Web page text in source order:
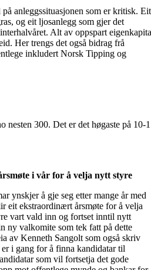
anleggssituasjonen som er kritisk. Eit
og eit ljosanlegg som gjer det
Alt av oppspart
Her trengs det også bidrag frå
inkludert Norsk Tipping og
nesten 300. Det er det høgaste på 10-
i vår for å velja nytt styre
ynskjer å gje seg etter mange år med
eit ekstraordinært årsmøte for å velja
vart vald inn og fortset inntil nytt
ny valkomite som tek fatt på dette
av Kenneth Sangolt som også skriv
i gang for å finna kandidatar til
som vil fortsetja det gode